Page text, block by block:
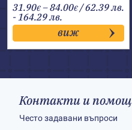
31.90€ –84.00€Price
range:
31.90€
through
84.00€
/ 62.39 лв.
- 164.29 лв.
виж
Контакти и помощ
Често задавани въпроси